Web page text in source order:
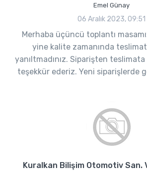
Emel Günay
06 Aralık 2023, 09:51
Merhaba üçüncü toplantı
yine kalite zamanında
yanıltmadınız. Siparişten
teşekkür ederiz. Yeni siparişlerde
Kuralkan Bilişim Otomotiv San.